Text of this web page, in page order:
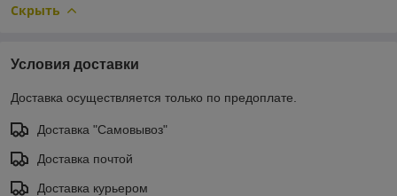
Скрыть
Условия доставки
Доставка осуществляется только по предоплате.
Доставка "Самовывоз"
Доставка почтой
Доставка курьером